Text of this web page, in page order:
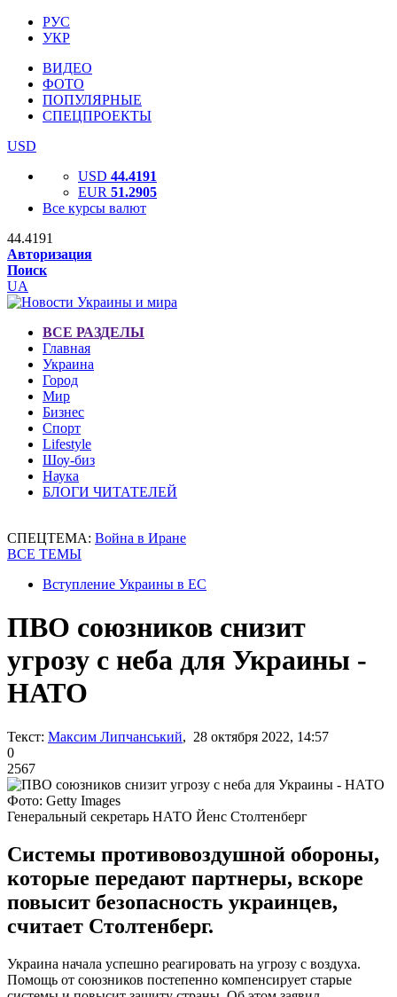
РУС
УКР
ВИДЕО
ФОТО
ПОПУЛЯРНЫЕ
СПЕЦПРОЕКТЫ
USD
USD 44.4191
EUR 51.2905
Все курсы валют
44.4191
Авторизация
Поиск
UA
ВСЕ РАЗДЕЛЫ
Главная
Украина
Город
Мир
Бизнес
Спорт
Lifestyle
Шоу-биз
Наука
БЛОГИ ЧИТАТЕЛЕЙ
СПЕЦТЕМА: Война в Иране
ВСЕ ТЕМЫ
Вступление Украины в ЕС
ПВО союзников снизит
угрозу с неба для Украины -
НАТО
Текст: Максим Липчанський, 28 октября 2022, 14:57
0
2567
Фото: Getty Images
Генеральный секретарь НАТО Йенс Столтенберг
Системы противовоздушной обороны,
которые передают партнеры, вскоре
повысит безопасность украинцев,
считает Столтенберг.
Украина начала успешно реагировать на угрозу с воздуха.
Помощь от союзников постепенно компенсирует старые